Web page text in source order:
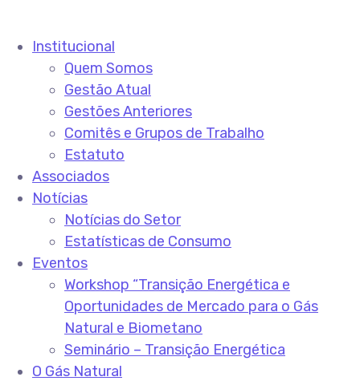
Institucional
Quem Somos
Gestão Atual
Gestões Anteriores
Comitês e Grupos de Trabalho
Estatuto
Associados
Notícias
Notícias do Setor
Estatísticas de Consumo
Eventos
Workshop “Transição Energética e
Oportunidades de Mercado para o Gás
Natural e Biometano
Seminário – Transição Energética
O Gás Natural